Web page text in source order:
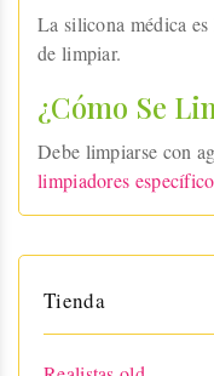
La silicona médica
de limpiar.
¿Cómo Se
Debe limpiarse con
limpiadores
Tienda